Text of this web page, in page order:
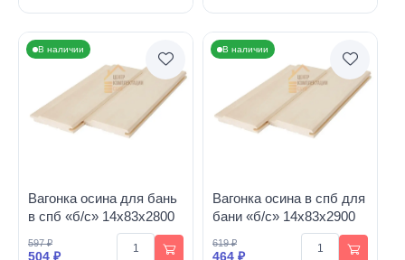
В наличии
Вагонка осина для бань
в спб «б/с» 14х83х2800
597 ₽
504 ₽
В наличии
Вагонка осина в спб для
бани «б/с» 14х83х2900
619 ₽
464 ₽